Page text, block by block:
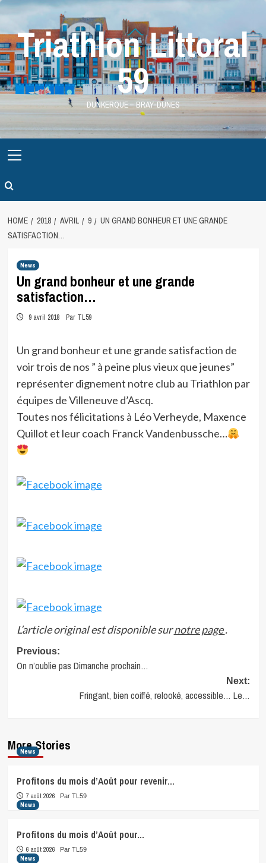
Skip
contentTriathlon Littoral
59
DUNKERQUE – BRAY-DUNES
Menu
HOME 2018 AVRIL 9
UN GRAND BONHEUR ET UNE GRANDE
SATISFACTION…
News
Un grand bonheur et une grande
satisfaction…
9 avril 2018 Par TL59
Un grand bonheur et une grande satisfaction de
voir trois de nos ” à peine plus vieux que jeunes”
représenter dignement notre club au Triathlon par
équipes de Villeneuve d’Ascq.
Toutes nos félicitations à Léo Verheyde, Maxence
Quillot et leur coach Franck Vandenbussche…
L’article original est disponible surnotre page.
Post
navigation
Previous:
On n’oublie pas Dimanche prochain…
Next:
Fringant, bien coiffé, relooké, accessible… Le…
More Stories
News
Profitons du mois d’Août pour revenir…
7 août 2026 Par TL59
News
Profitons du mois d’Août pour…
6 août 2026 Par TL59
News